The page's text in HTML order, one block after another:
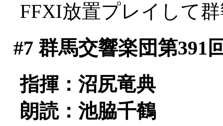
FFXI放置プレイして
#7 群馬交響楽団第391
指揮：沼尻竜典
朗読：池脇千鶴